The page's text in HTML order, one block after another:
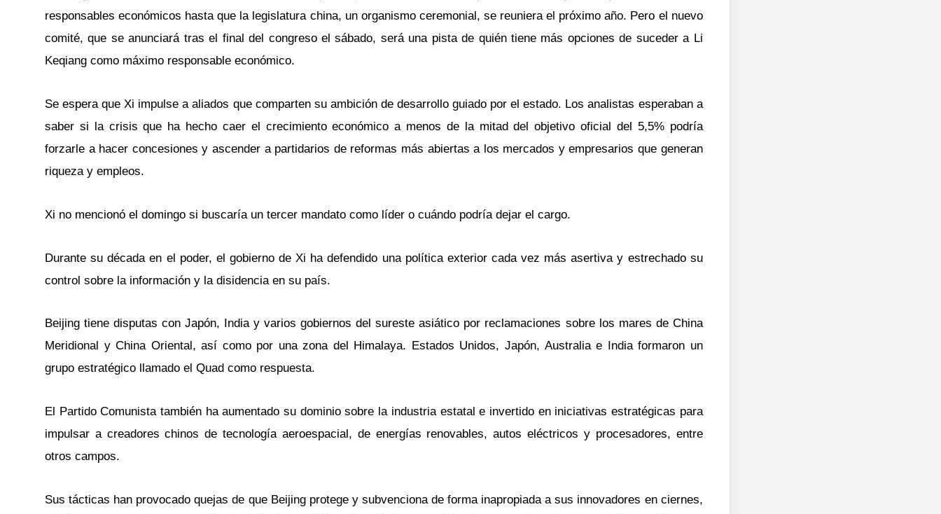
responsables económicos hasta que la legislatura china, un organismo ceremonial, se reuniera el próximo año. Pero el nuevo
comité, que se anunciará tras el final del congreso el sábado, será una pista de quién tiene más opciones de suceder a Li
Keqiang como máximo responsable económico.
Se espera que Xi impulse a aliados que comparten su ambición de desarrollo guiado por el estado. Los analistas esperaban a
saber si la crisis que ha hecho caer el crecimiento económico a menos de la mitad del objetivo oficial del 5,5% podría
forzarle a hacer concesiones y ascender a partidarios de reformas más abiertas a los mercados y empresarios que generan
riqueza y empleos.
Xi no mencionó el domingo si buscaría un tercer mandato como líder o cuándo podría dejar el cargo.
Durante su década en el poder, el gobierno de Xi ha defendido una política exterior cada vez más asertiva y estrechado su
control sobre la información y la disidencia en su país.
Beijing tiene disputas con Japón, India y varios gobiernos del sureste asiático por reclamaciones sobre los mares de China
Meridional y China Oriental, así como por una zona del Himalaya. Estados Unidos, Japón, Australia e India formaron un
grupo estratégico llamado el Quad como respuesta.
El Partido Comunista también ha aumentado su dominio sobre la industria estatal e invertido en iniciativas estratégicas para
impulsar a creadores chinos de tecnología aeroespacial, de energías renovables, autos eléctricos y procesadores, entre
otros campos.
Sus tácticas han provocado quejas de que Beijing protege y subvenciona de forma inapropiada a sus innovadores en ciernes,